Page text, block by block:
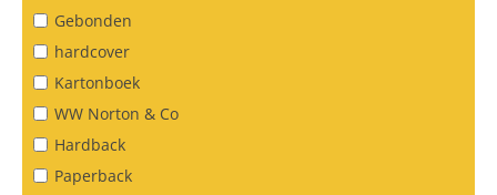
Gebonden
hardcover
Kartonboek
WW Norton & Co
Hardback
Paperback